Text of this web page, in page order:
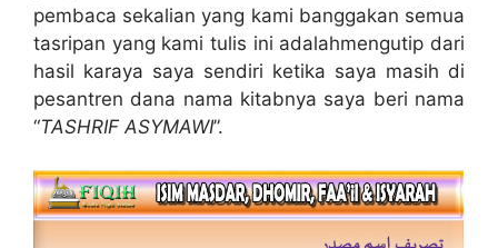
pembaca sekalian yang kami banggakan semua
tasripan yang kami tulis ini adalahmengutip dari
hasil karaya saya sendiri ketika saya masih di
pesantren dana nama kitabnya saya beri nama
“TASHRIF ASYMAWI”.